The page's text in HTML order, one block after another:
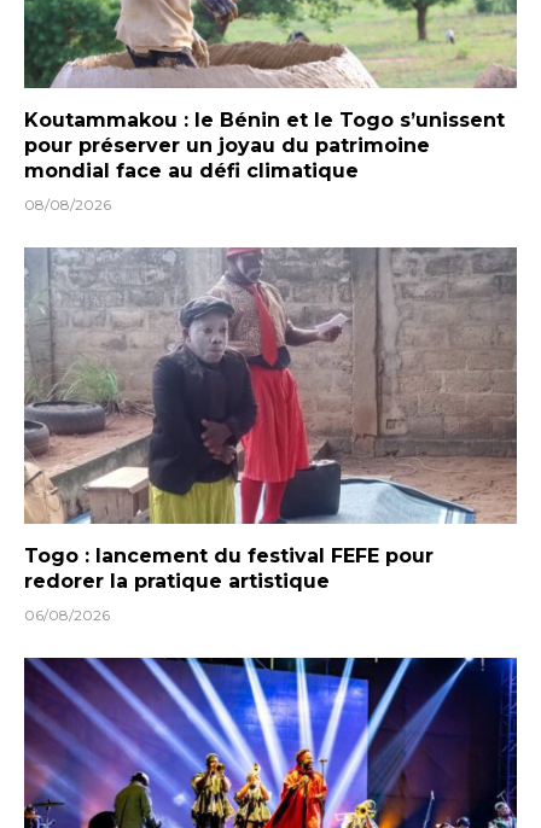
Koutammakou : le Bénin et le Togo s’unissent
pour préserver un joyau du patrimoine
mondial face au défi climatique
08/08/2026
Togo : lancement du festival FEFE pour
redorer la pratique artistique
06/08/2026